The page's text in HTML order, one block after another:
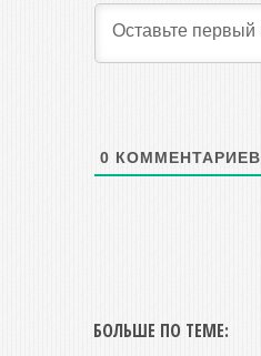
0 КОММЕНТАРИЕВ
БОЛЬШЕ ПО ТЕМЕ: